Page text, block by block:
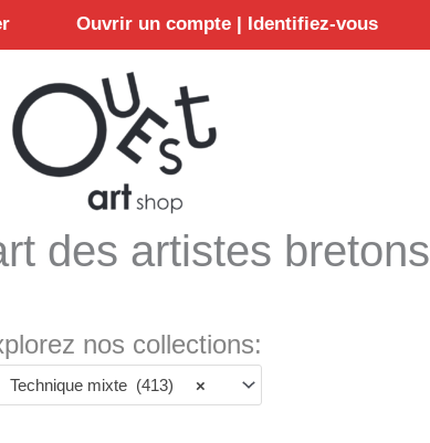
Ouvrir un compte | Identifiez-vous
des artistes bretons
nos collections:
×
Technique mixte (413)